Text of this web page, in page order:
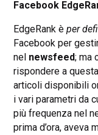
Facebook
EdgeRank èper
Facebook per
nel newsfeed; ma
rispondere a
articoli disponibili
i vari parametri da
più frequenza nel
prima d’ora, aveva